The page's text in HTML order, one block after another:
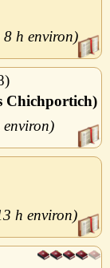
8 h
Chichportich)
h